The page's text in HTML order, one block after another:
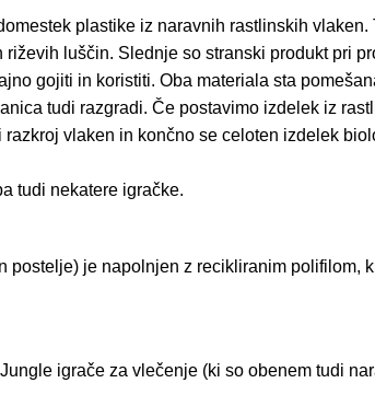
plastike iz naravnih rastlinskih
luščin. Slednje so stranski produkt pri
gojiti in koristiti. Oba materiala sta
tudi razgradi. Če postavimo izdelek iz
vlaken in končno se celoten izdelek
tudi nekatere igračke.
je napolnjen z recikliranim
igrače za vlečenje (ki so obenem tudi